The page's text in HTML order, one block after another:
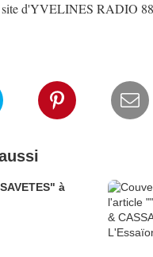
site d'YVELINES RADIO
à